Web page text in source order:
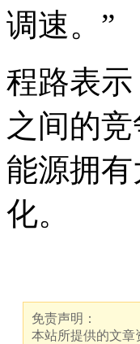
调速。”
程路表
之间的
能源拥
化。
免责声明：
本站所提供的文章